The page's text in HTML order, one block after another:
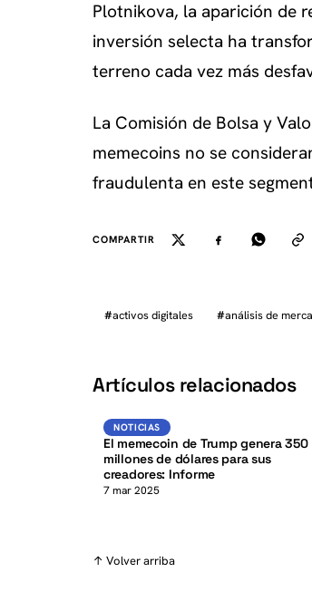
Plotnikova, la aparición de
inversión selecta ha
terreno cada vez más
La Comisión de Bolsa y
memecoins no se
fraudulenta en este
COMPARTIR
#activos digitales #análisis de
Artículos relacionados
K
NOTICIAS
El memecoin de Trump genera 350
millones de dólares para sus
creadores: Informe
7 mar 2025
↑ Volver arriba